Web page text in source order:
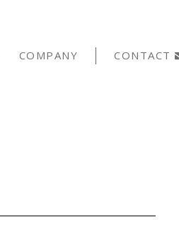
COMPANY CONTACT